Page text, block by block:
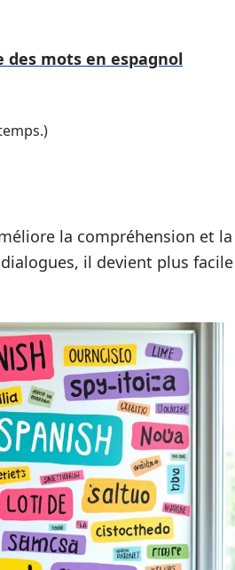
mots en espagnol
la compréhension et la
il devient plus facile